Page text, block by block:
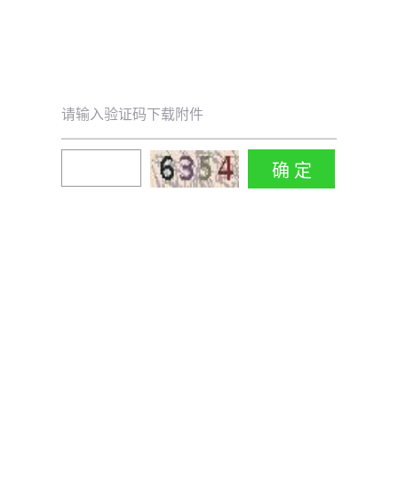
请输入验证码下载附件